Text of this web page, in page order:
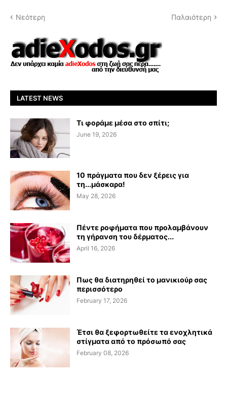
Νεότερη Παλαιότερη
LATEST NEWS
Τι φοράμε μέσα στο σπίτι;
June 19, 2026
10 πράγματα που δεν ξέρεις για
τη...μάσκαρα!
May 28, 2026
Πέντε ροφήματα που προλαμβάνουν
τη γήρανση του δέρματος...
April 16, 2026
Πως θα διατηρηθεί το μανικιούρ σας
περισσότερο
February 17, 2026
Έτσι θα ξεφορτωθείτε τα ενοχλητικά
στίγματα από το πρόσωπό σας
February 08, 2026